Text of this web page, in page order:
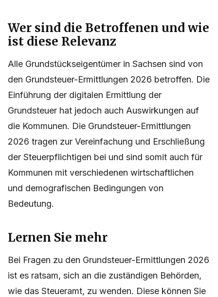
Wer sind die Betroffenen und wie
ist diese Relevanz
Alle Grundstückseigentümer in Sachsen sind von
den Grundsteuer-Ermittlungen 2026 betroffen. Die
Einführung der digitalen Ermittlung der
Grundsteuer hat jedoch auch Auswirkungen auf
die Kommunen. Die Grundsteuer-Ermittlungen
2026 tragen zur Vereinfachung und Erschließung
der Steuerpflichtigen bei und sind somit auch für
Kommunen mit verschiedenen wirtschaftlichen
und demografischen Bedingungen von
Bedeutung.
Lernen Sie mehr
Bei Fragen zu den Grundsteuer-Ermittlungen 2026
ist es ratsam, sich an die zuständigen Behörden,
wie das Steueramt, zu wenden. Diese können Sie